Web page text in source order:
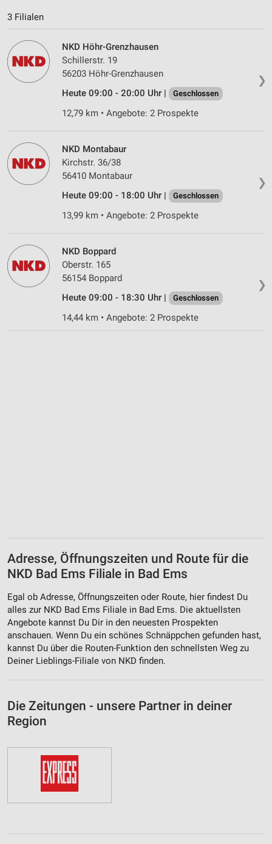
3 Filialen
❯
NKD Höhr-Grenzhausen
Schillerstr. 19
56203 Höhr-Grenzhausen
Heute 09:00 - 20:00 Uhr |
Geschlossen
12,79 km • Angebote: 2 Prospekte
❯
NKD Montabaur
Kirchstr. 36/38
56410 Montabaur
Heute 09:00 - 18:00 Uhr |
Geschlossen
13,99 km • Angebote: 2 Prospekte
❯
NKD Boppard
Oberstr. 165
56154 Boppard
Heute 09:00 - 18:30 Uhr |
Geschlossen
14,44 km • Angebote: 2 Prospekte
Adresse, Öffnungszeiten und Route für die
NKD Bad Ems Filiale in Bad Ems
Egal ob Adresse, Öffnungszeiten oder Route, hier findest Du
alles zur NKD Bad Ems Filiale in Bad Ems. Die aktuellsten
Angebote kannst Du Dir in den neuesten Prospekten
anschauen. Wenn Du ein schönes Schnäppchen gefunden hast,
kannst Du über die Routen-Funktion den schnellsten Weg zu
Deiner Lieblings-Filiale von NKD finden.
Die Zeitungen - unsere Partner in deiner
Region
IAB-Besonderheiten:
Verwendung genauer Standortdaten
Geräte anhand von aktiv angeforderten
Informationen identifizieren
Nicht-IAB-Verarbeitungszwecke:
Performance
Funktional